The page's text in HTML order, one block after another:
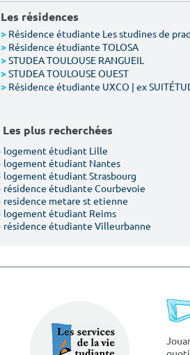
Les résidences
> Résidence étudiante Les studines de
> Résidence étudiante TOLOSA
>STUDEA TOULOUSE RANGUEIL
>STUDEA TOULOUSE OUEST
> Résidence étudiante UXCO | ex
Les plus recherchées
logement étudiant Lille
logement étudiant Nantes
logement étudiant Strasbourg
résidence étudiante Courbevoie
residence metare st etienne
logement étudiant Reims
résidence étudiante Villeurbanne